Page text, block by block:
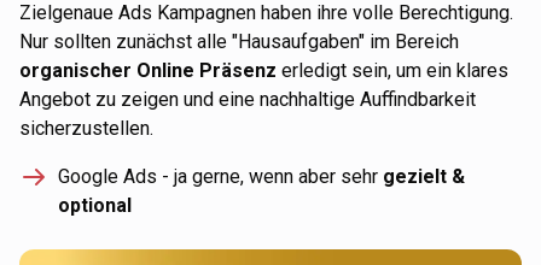
Zielgenaue Ads Kampagnen haben ihre volle Berechtigung.
Nur sollten zunächst alle "Hausaufgaben" im Bereich
organischer Online Präsenz erledigt sein, um ein klares
Angebot zu zeigen und eine nachhaltige Auffindbarkeit
sicherzustellen.
Google Ads - ja gerne, wenn aber sehr gezielt &
optional